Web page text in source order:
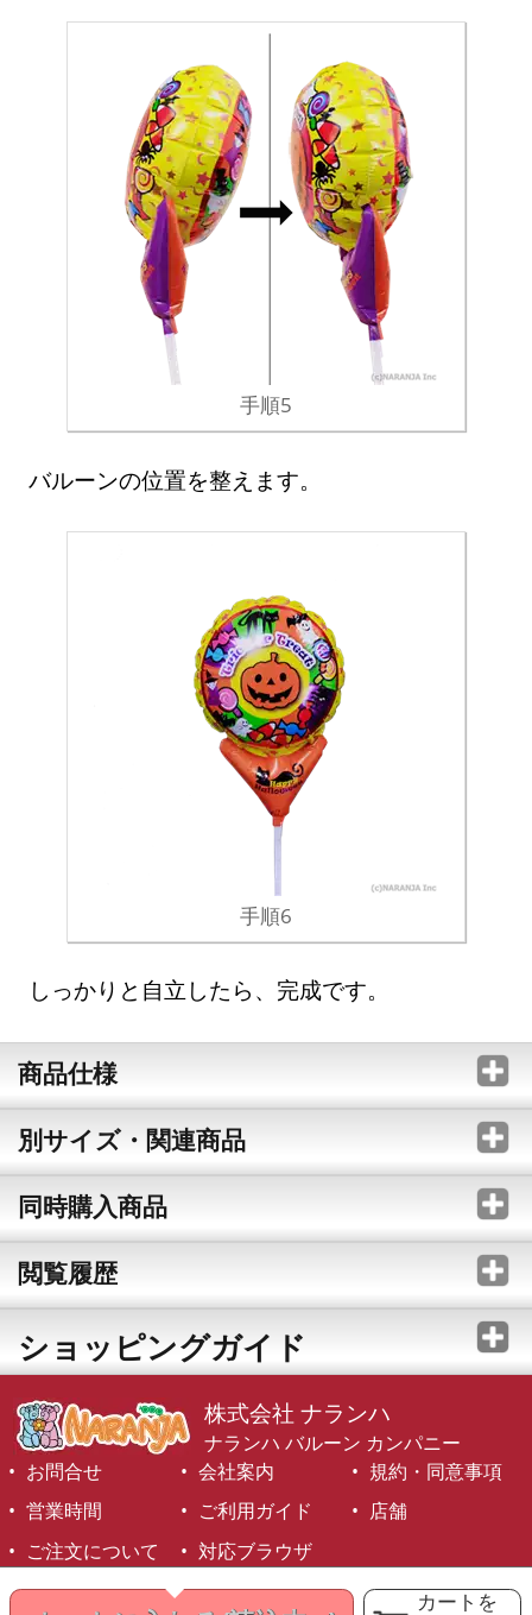
カートを
手順5
バルーンの位置を整えます。
手順6
しっかりと自立したら、完成です。
商品仕様
別サイズ・関連商品
同時購入商品
閲覧履歴
ショッピングガイド
株式会社 ナランハ
ナランハ バルーン カンパニー
お問合せ
会社案内
規約・同意事項
営業時間
ご利用ガイド
店舗
ご注文について
対応ブラウザ
©1999-2026 NARANJA Inc. All Rights Reserved.